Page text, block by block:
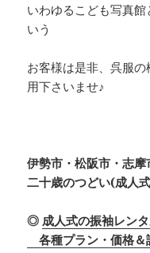
いわゆるこども写真
いう
お客様は是非、呉服
用下さいませ♪
伊勢市・松阪市・志
二十歳のつどい(成人
◎ 成人式の振袖レン
各種プラン・価格